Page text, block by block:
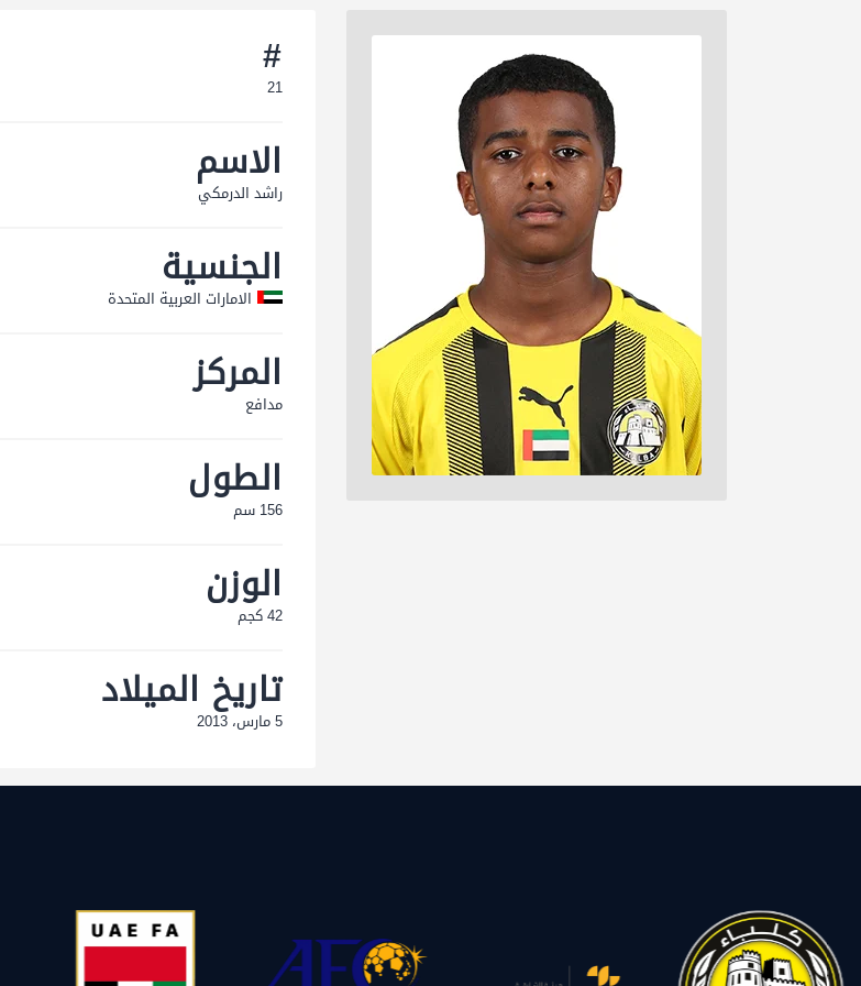
#
21
الاسم
راشد الدرمكي
الجنسية
الامارات العربية المتحدة
المركز
مدافع
الطول
156 سم
الوزن
42 كجم
تاريخ الميلاد
5 مارس، 2013